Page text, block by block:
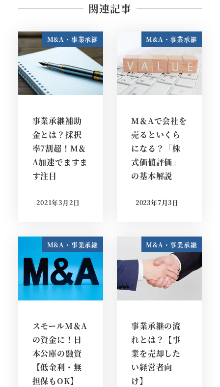
関連記事
M&A・事業承継
事業承継補助
金とは？採択
率7割超！M＆
A加速でますま
す注目
投稿日
2021年3月2日
M&A・事業承継
M＆Aで会社を
売るといくら
になる？「株
式価値評価」
の基本解説
投稿日
2023年7月3日
M&A・事業承継
スモールM＆A
の資金に！日
本公庫の融資
【低金利・無
担保もOK】
M&A・事業承継
事業承継の流
れとは？【事
業を売却した
い経営者向
け】